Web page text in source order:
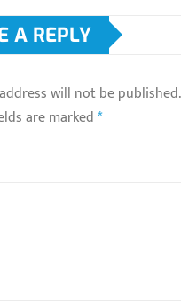
A REPLY
will not be published.
are marked*